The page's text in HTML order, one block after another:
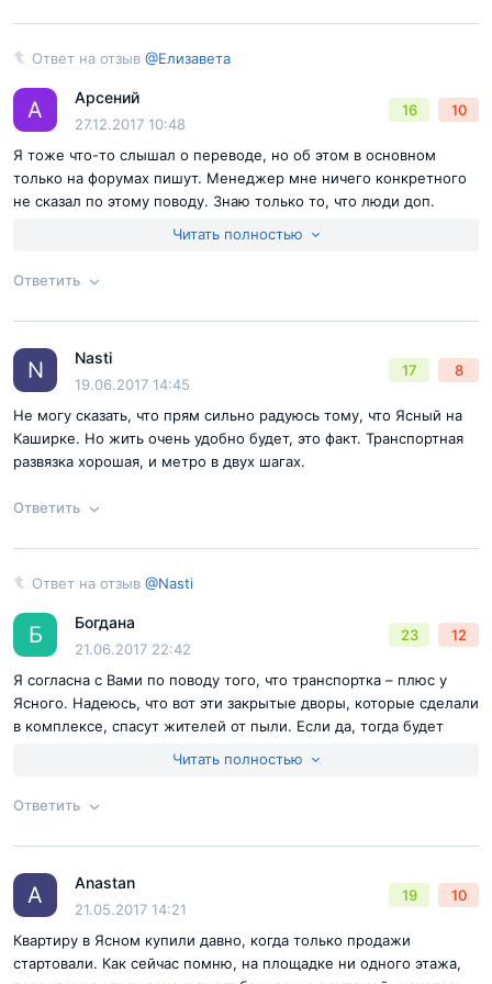
Точно ясно
Менее чем в километре от комплекса раскинулся
Бирюлевский лесопарк. Этот массив имеет
площадь в 165 га и удивляет обилием редких
растений. Он как бы переходит в заповедник
«Царицыно» с Борисовскими прудами. Вдоль
лесополоса с дорожками. Она отлично подойдет
для отдыха, велопрогулок и пробежек.
преимущество. Нормальная экология – редкость
для столичных районов, а Орехово-Борисово
Южное гордо носит «звание» одной из самых
чистых локаций Москвы.
Кстати, это не какая-то глушь с лесами-полями! С
непосредственно на территории предусмотрено
два въезда-выезда с дублера «Каширки». Проспект
Андропова – в 8 км.
Остались вопросы
Согласен справилами публикациина сайте
Ответ на отзыв @Елизавета
Согласен с
Ответ на отзыв @Елизавета
А Арсений
27.12.2017 10:48
16 10
Я тоже что-то слышал о переводе, но об этом в основном
только на форумах пишут. Менеджер мне ничего конкретного
не сказал по этому поводу. Знаю только то, что люди доп.
Читать полностью
Ответить
Ответ на отзыв
Согласен справилами публикации
Отправить комментарий
N Nasti
19.06.2017 14:45
17 8
Не могу сказать, что прям сильно радуюсь тому, что Ясный на
Каширке. Но жить очень удобно будет, это факт. Транспортная
развязка хорошая, и метро в двух шагах.
Ответить
Ответ на отзыв
Согласен с
Ответ на отзыв @Nasti
Б Богдана
21.06.2017 22:42
23 12
Я согласна с Вами по поводу того, что транспортка – плюс у
Ясного. Надеюсь, что вот эти закрытые дворы, которые сделали
в комплексе, спасут жителей от пыли. Если да, тогда будет
Читать полностью
Ответить
Ответ на отзыв
A Anastan
21.05.2017 14:21
19 10
Квартиру в Ясном купили давно, когда только продажи
стартовали. Как сейчас помню, на площадке ни одного этажа,